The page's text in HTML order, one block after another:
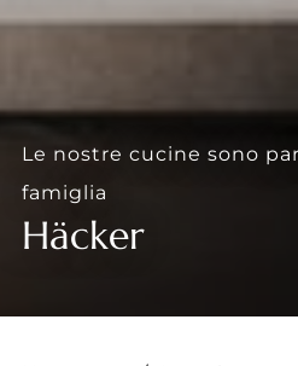
Le nostre cucine sono
famiglia
Häcker